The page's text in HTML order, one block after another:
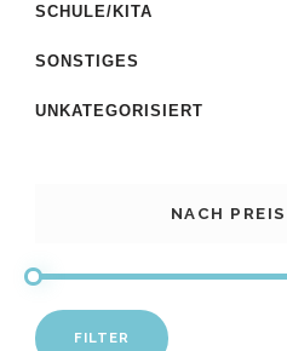
SCHULE/KITA
SONSTIGES
UNKATEGORISIERT
NACH
FILTER